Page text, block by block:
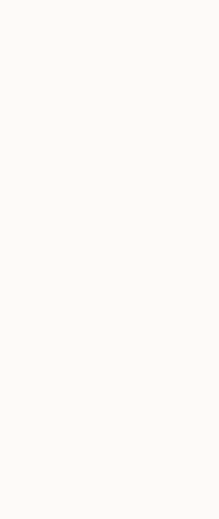
?
développée dans
Le climat tropical, les
des conditions idéales
exigeante
moins de cerises